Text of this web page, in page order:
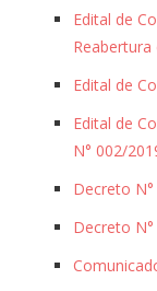
Edital de
Reabertura
Edital de
Edital de
N° 002/
Decreto
Decreto